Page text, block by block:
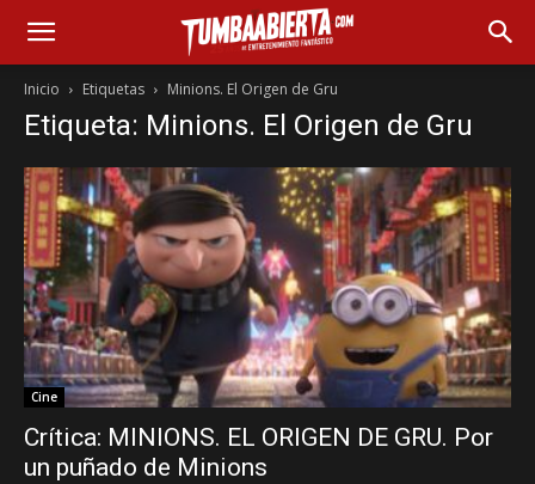
Inicio Etiquetas Minions. El Origen de Gru
Etiqueta: Minions. El Origen de Gru
Cine
Crítica: MINIONS. EL ORIGEN DE GRU. Por
un puñado de Minions